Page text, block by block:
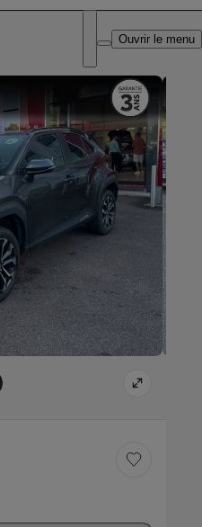
DEALER NAME
Ouvrir le menu
Sauvegarder le